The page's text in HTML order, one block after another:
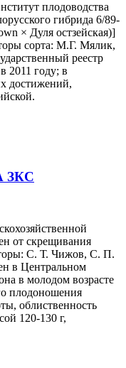
плодоводства
гибрида 6/89-
× Дуля остзейская)]
сорта: М.Г. Мялик,
реестр
2011 году; в
достижений,
ЗКС
от скрещивания
С. Т. Чижов, С. П.
в Центральном
в молодом возрасте
плодоношения
облиственность
120-130 г,